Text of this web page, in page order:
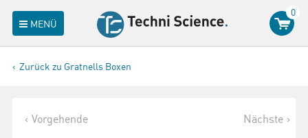
MENÜ
0
Zurück zu Gratnells Boxen
Vorgehende Nächste